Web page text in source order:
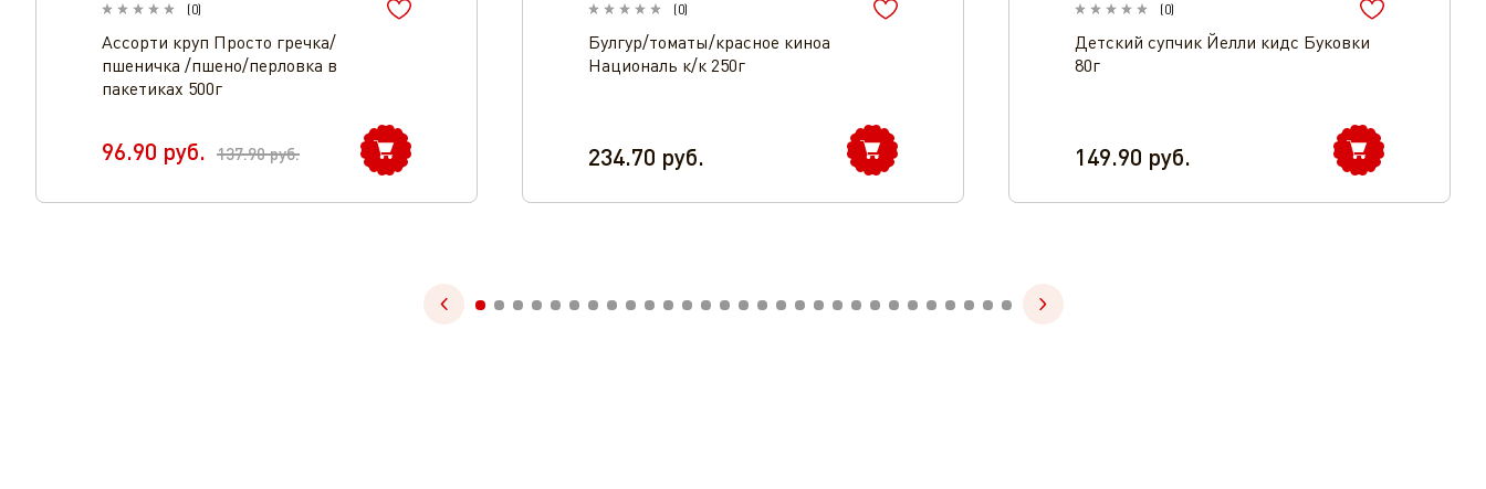
(0)
Ассорти круп Просто гречка/
пшеничка /пшено/перловка в
пакетиках 500г
96.90 руб. 137.90руб.
(0)
Булгур/томаты/красное киноа
Националь к/к 250г
234.70 руб.
(0)
Детский супчик Йелли кидс Буковки
80г
149.90 руб.